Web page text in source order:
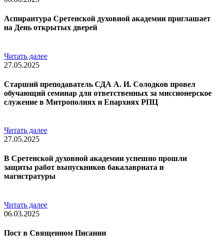
Аспирантура Сретенской духовной академии приглашает
на День открытых дверей
Читать далее
27.05.2025
Старший преподаватель СДА А. И. Солодков провел
обучающий семинар для ответственных за миссионерское
служение в Митрополиях и Епархиях РПЦ
Читать далее
27.05.2025
В Сретенской духовной академии успешно прошли
защиты работ выпускников бакалавриата и
магистратуры
Читать далее
06.03.2025
Пост в Священном Писании